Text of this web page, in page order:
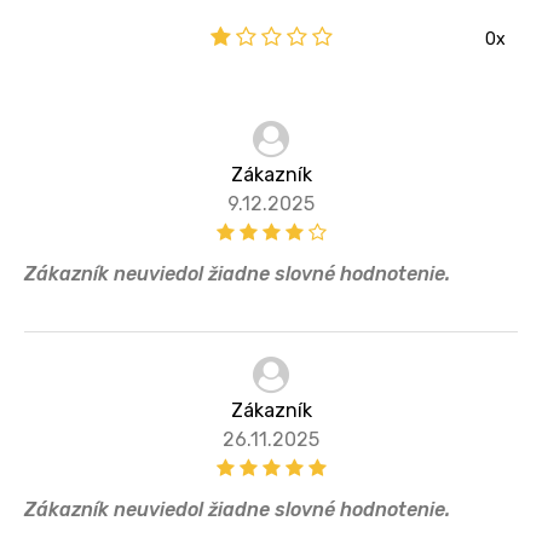
0x
Zákazník
9.12.2025
Zákazník neuviedol žiadne slovné hodnotenie.
Zákazník
26.11.2025
Zákazník neuviedol žiadne slovné hodnotenie.